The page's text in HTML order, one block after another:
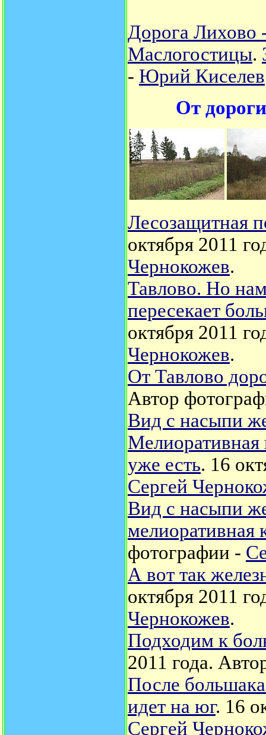
Дорога Лихово
Маслогостицы.
- Юрий Киселев
От
Лесозащитная
октября 2011
Чернокожев.
Тавлово. Но
пересекает
октября 2011
Чернокожев.
От Тавлово
Автор
Вид с насыпи
Мелиоративная
уже есть. 16
Сергей
Вид с насыпи
мелиоративная
фотографии -
А вот так
октября 2011
Чернокожев.
Подходим к
2011 года.
После
идет на юг. 16
Сергей